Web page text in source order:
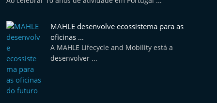
ó
v
e
MAHLE desenvolve ecossistema para as
oficinas ...
A MAHLE Lifecycle and Mobility está a
desenvolver ...